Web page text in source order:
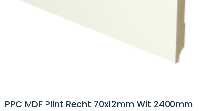
PPC MDF Plint Recht 70x12mm Wit 2400mm